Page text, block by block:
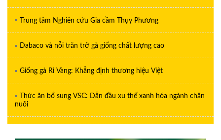
Trung tâm Nghiên cứu Gia cầm Thụy Phương
Dabaco và nỗi trăn trở gà giống chất lượng cao
Giống gà Ri Vàng: Khẳng định thương hiệu Việt
Thức ăn bổ sung VSC: Dẫn đầu xu thế xanh hóa ngành chăn
nuôi